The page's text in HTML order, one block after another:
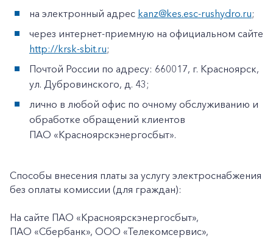
на электронный адрес kanz@kes.esc-rushydro.ru;
через интернет-приемную на официальном сайте
http://krsk-sbit.ru;
Почтой России по адресу: 660017, г. Красноярск,
ул. Дубровинского, д. 43;
лично в любой офис по очному обслуживанию и
обработке обращений клиентов
ПАО «Красноярскэнергосбыт».
Способы внесения платы за услугу электроснабжения
без оплаты комиссии (для граждан):
На сайте ПАО «Красноярскэнергосбыт»,
ПАО «Сбербанк», ООО «Телекомсервис»,